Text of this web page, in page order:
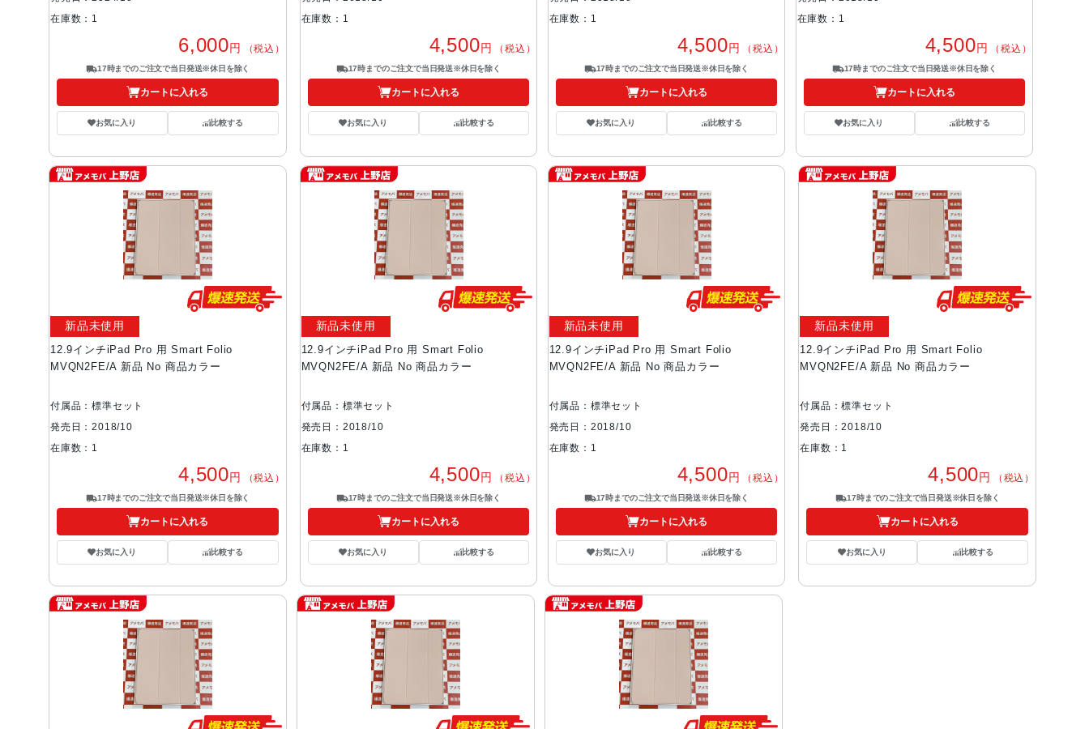
在庫数：1
6,000円 （税込）
17時までのご注文で当日発送※休日を除く
カートに入れる
お気に入り 比較する
在庫数：1
4,500円 （税込）
17時までのご注文で当日発送※休日を除く
カートに入れる
お気に入り 比較する
在庫数：1
4,500円 （税込）
17時までのご注文で当日発送※休日を除く
カートに入れる
お気に入り 比較する
在庫数：1
4,500円 （税込）
17時までのご注文で当日発送※休日を除く
カートに入れる
お気に入り 比較する
12.9インチiPad Pro 用 Smart Folio
MVQN2FE/A 新品 No 商品カラー
新品未使用
付属品：標準セット
発売日：2018/10
在庫数：1
4,500円 （税込）
17時までのご注文で当日発送※休日を除く
カートに入れる
お気に入り 比較する
12.9インチiPad Pro 用 Smart Folio
MVQN2FE/A 新品 No 商品カラー
新品未使用
付属品：標準セット
発売日：2018/10
在庫数：1
4,500円 （税込）
17時までのご注文で当日発送※休日を除く
カートに入れる
お気に入り 比較する
12.9インチiPad Pro 用 Smart Folio
MVQN2FE/A 新品 No 商品カラー
新品未使用
付属品：標準セット
発売日：2018/10
在庫数：1
4,500円 （税込）
17時までのご注文で当日発送※休日を除く
カートに入れる
お気に入り 比較する
12.9インチiPad Pro 用 Smart Folio
MVQN2FE/A 新品 No 商品カラー
新品未使用
付属品：標準セット
発売日：2018/10
在庫数：1
4,500円 （税込）
17時までのご注文で当日発送※休日を除く
カートに入れる
お気に入り 比較する